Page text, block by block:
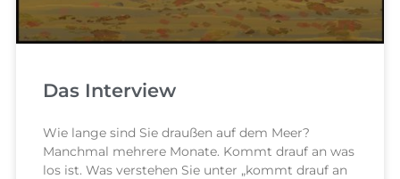
Das Interview
Wie lange sind Sie draußen auf dem Meer?
Manchmal mehrere Monate. Kommt drauf an was
los ist. Was verstehen Sie unter „kommt drauf an